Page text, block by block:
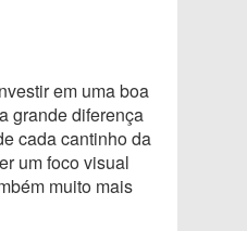
em uma boa
grande diferença
cada cantinho da
um foco visual
muito mais